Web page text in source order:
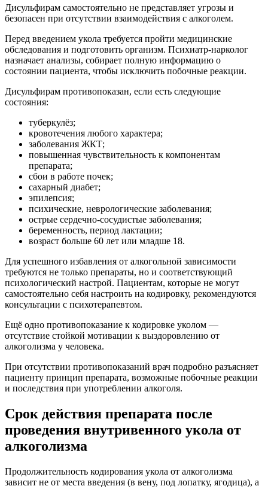
Дисульфирам самостоятельно не представляет угрозы и
безопасен при отсутствии взаимодействия с алкоголем.
Перед введением укола требуется пройти медицинские
обследования и подготовить организм. Психиатр-нарколог
назначает анализы, собирает полную информацию о
состоянии пациента, чтобы исключить побочные реакции.
Дисульфирам противопоказан, если есть следующие
состояния:
туберкулёз;
кровотечения любого характера;
заболевания ЖКТ;
повышенная чувствительность к компонентам
препарата;
сбои в работе почек;
сахарный диабет;
эпилепсия;
психические, неврологические заболевания;
острые сердечно-сосудистые заболевания;
беременность, период лактации;
возраст больше 60 лет или младше 18.
Для успешного избавления от алкогольной зависимости
требуются не только препараты, но и соответствующий
психологический настрой. Пациентам, которые не могут
самостоятельно себя настроить на кодировку, рекомендуются
консультации с психотерапевтом.
Ещё одно противопоказание к кодировке уколом —
отсутствие стойкой мотивации к выздоровлению от
алкоголизма у человека.
При отсутствии противопоказаний врач подробно разъясняет
пациенту принцип препарата, возможные побочные реакции
и последствия при употреблении алкоголя.
Срок действия препарата после
проведения внутривенного укола от
алкоголизма
Продолжительность кодирования укола от алкоголизма
зависит не от места введения (в вену, под лопатку, ягодица), а